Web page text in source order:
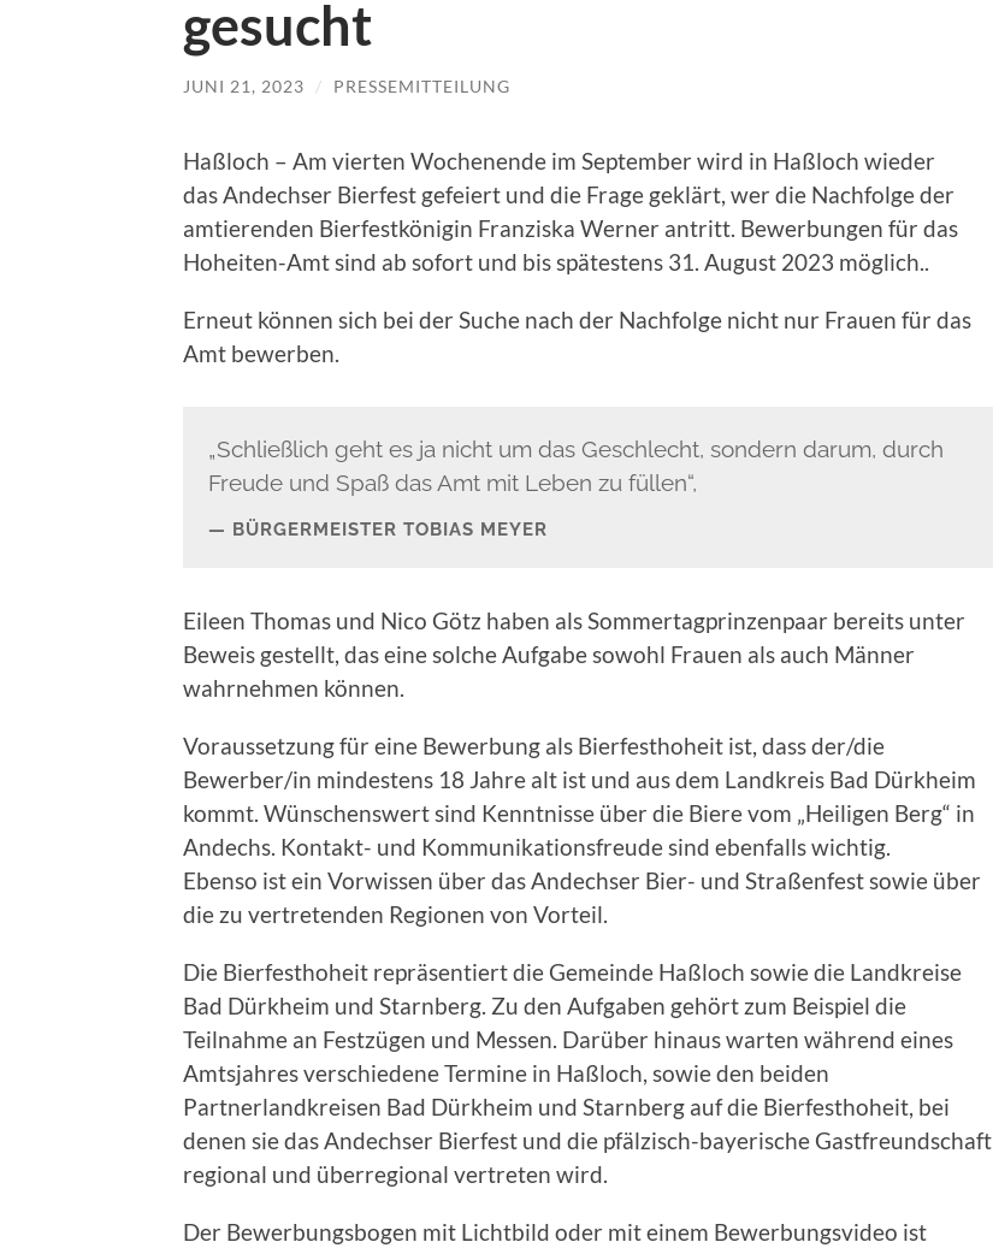
gesucht
JUNI 21, 2023 / PRESSEMITTEILUNG
Haßloch – Am vierten Wochenende im September wird in Haßloch wieder
das Andechser Bierfest gefeiert und die Frage geklärt, wer die Nachfolge der
amtierenden Bierfestkönigin Franziska Werner antritt. Bewerbungen für das
Hoheiten-Amt sind ab sofort und bis spätestens 31. August 2023 möglich..
Erneut können sich bei der Suche nach der Nachfolge nicht nur Frauen für das
Amt bewerben.
„Schließlich geht es ja nicht um das Geschlecht, sondern darum, durch
Freude und Spaß das Amt mit Leben zu füllen“,
BÜRGERMEISTER TOBIAS MEYER
Eileen Thomas und Nico Götz haben als Sommertagprinzenpaar bereits unter
Beweis gestellt, das eine solche Aufgabe sowohl Frauen als auch Männer
wahrnehmen können.
Voraussetzung für eine Bewerbung als Bierfesthoheit ist, dass der/die
Bewerber/in mindestens 18 Jahre alt ist und aus dem Landkreis Bad Dürkheim
kommt. Wünschenswert sind Kenntnisse über die Biere vom „Heiligen Berg“ in
Andechs. Kontakt- und Kommunikationsfreude sind ebenfalls wichtig.
Ebenso ist ein Vorwissen über das Andechser Bier- und Straßenfest sowie über
die zu vertretenden Regionen von Vorteil.
Die Bierfesthoheit repräsentiert die Gemeinde Haßloch sowie die Landkreise
Bad Dürkheim und Starnberg. Zu den Aufgaben gehört zum Beispiel die
Teilnahme an Festzügen und Messen. Darüber hinaus warten während eines
Amtsjahres verschiedene Termine in Haßloch, sowie den beiden
Partnerlandkreisen Bad Dürkheim und Starnberg auf die Bierfesthoheit, bei
denen sie das Andechser Bierfest und die pfälzisch-bayerische Gastfreundschaft
regional und überregional vertreten wird.
Der Bewerbungsbogen mit Lichtbild oder mit einem Bewerbungsvideo ist